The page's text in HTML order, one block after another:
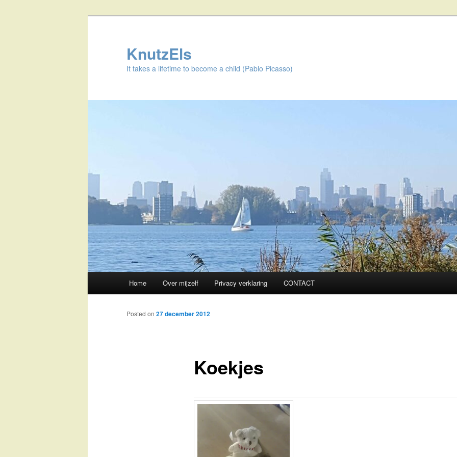
KnutzEls
It takes a lifetime to become a child (Pablo Picasso)
Skip
to
Home Over mijzelf Privacy verklaring CONTACT
Koekjes
Posted on 27 december 2012